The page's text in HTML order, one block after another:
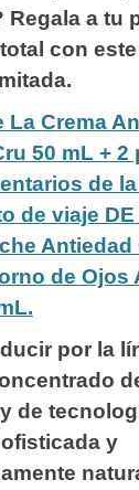
Regala a tu
con
La Crema
50 mL +
de
de viaje
Antiedad
de Ojos
por la
de
y